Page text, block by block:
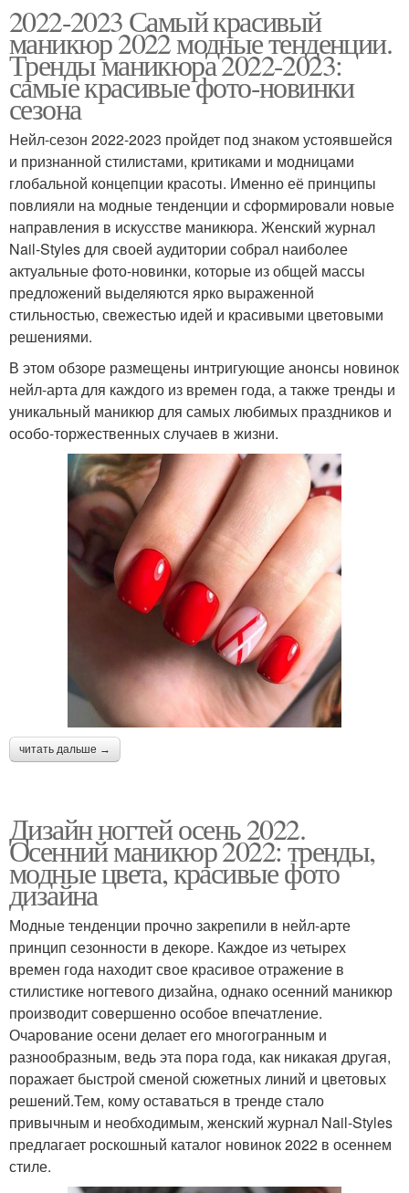
2022-2023 Самый красивый
маникюр 2022 модные тенденции.
Тренды маникюра 2022-2023:
самые красивые фото-новинки
сезона
Нейл-сезон 2022-2023 пройдет под знаком устоявшейся
и признанной стилистами, критиками и модницами
глобальной концепции красоты. Именно её принципы
повлияли на модные тенденции и сформировали новые
направления в искусстве маникюра. Женский журнал
Nail-Styles для своей аудитории собрал наиболее
актуальные фото-новинки, которые из общей массы
предложений выделяются ярко выраженной
стильностью, свежестью идей и красивыми цветовыми
решениями.
В этом обзоре размещены интригующие анонсы новинок
нейл-арта для каждого из времен года, а также тренды и
уникальный маникюр для самых любимых праздников и
особо-торжественных случаев в жизни.
читать дальше →
Дизайн ногтей осень 2022.
Осенний маникюр 2022: тренды,
модные цвета, красивые фото
дизайна
Модные тенденции прочно закрепили в нейл-арте
принцип сезонности в декоре. Каждое из четырех
времен года находит свое красивое отражение в
стилистике ногтевого дизайна, однако осенний маникюр
производит совершенно особое впечатление.
Очарование осени делает его многогранным и
разнообразным, ведь эта пора года, как никакая другая,
поражает быстрой сменой сюжетных линий и цветовых
решений.Тем, кому оставаться в тренде стало
привычным и необходимым, женский журнал Nail-Styles
предлагает роскошный каталог новинок 2022 в осеннем
стиле.